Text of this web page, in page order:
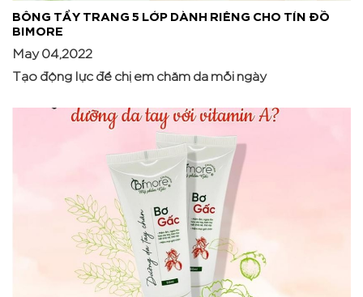
BÔNG TẨY TRANG 5 LỚP DÀNH RIÊNG CHO TÍN ĐỒ
BIMORE
May 04,2022
Tạo động lực để chị em chăm da mỗi ngày